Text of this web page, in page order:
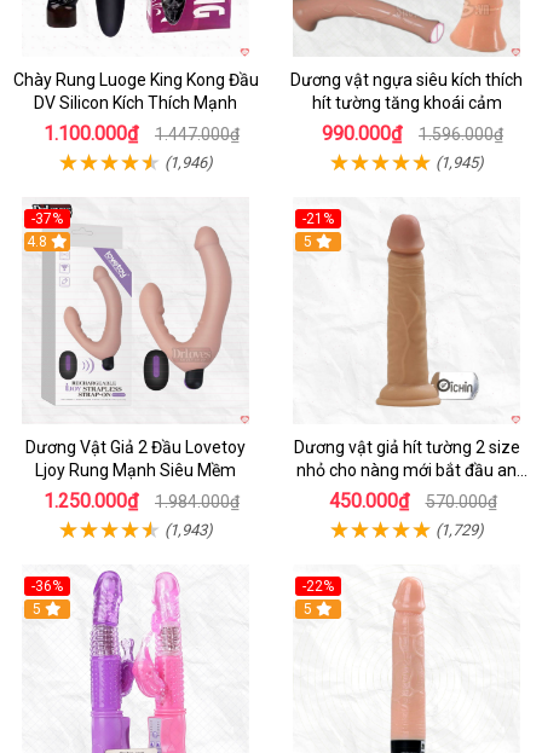
Chày Rung Luoge King Kong Đầu
DV Silicon Kích Thích Mạnh
1.100.000₫ 1.447.000₫
(1,946)
Dương vật ngựa siêu kích thích
hít tường tăng khoái cảm
990.000₫ 1.596.000₫
(1,945)
-37%
Hot
4.8
Dương Vật Giả 2 Đầu Lovetoy
Ljoy Rung Mạnh Siêu Mềm
1.250.000₫ 1.984.000₫
(1,943)
-21%
Hot
5
Dương vật giả hít tường 2 size
nhỏ cho nàng mới bắt đầu an
toàn dễ dùng
450.000₫ 570.000₫
(1,729)
-36%
Hot
5
-22%
Hot
5